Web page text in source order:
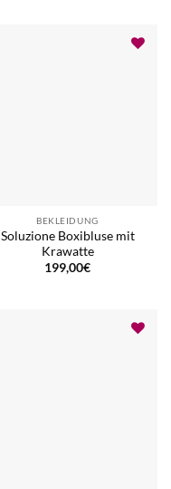
BEKLEIDUNG
Soluzione Boxibluse mit
Krawatte
199,00€